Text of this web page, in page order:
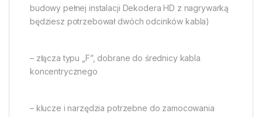
budowy pełnej instalacji Dekodera HD z nagrywarką
będziesz potrzebował dwóch odcinków kabla)
– złącza typu „F”, dobrane do średnicy kabla
koncentrycznego
– klucze i narzędzia potrzebne do zamocowania